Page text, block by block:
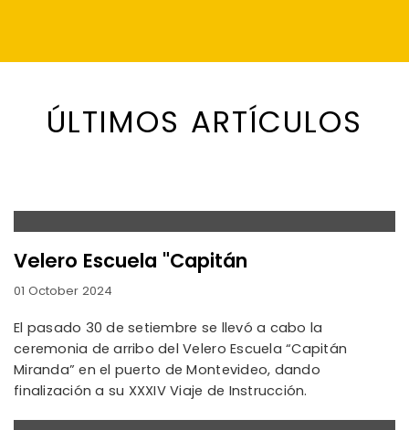
ÚLTIMOS ARTÍCULOS
Velero Escuela "Capitán
01 October 2024
El pasado 30 de setiembre se llevó a cabo la
ceremonia de arribo del Velero Escuela “Capitán
Miranda” en el puerto de Montevideo, dando
finalización a su XXXIV Viaje de Instrucción.